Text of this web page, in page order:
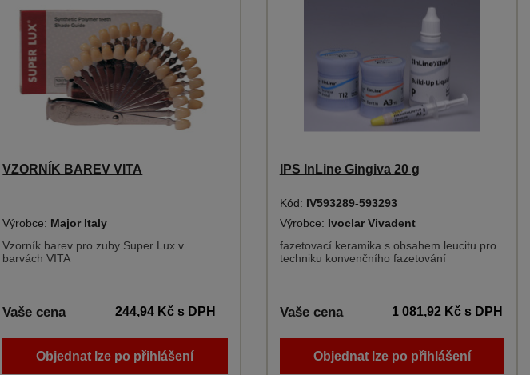
VZORNÍK BAREV VITA
Výrobce: Major Italy
Vzorník barev pro zuby Super Lux v
barvách VITA
Vaše cena 244,94 Kč s DPH
Objednat lze po přihlášení
IPS InLine Gingiva 20 g
Kód: IV593289-593293
Výrobce: Ivoclar Vivadent
fazetovací keramika s obsahem leucitu pro
techniku konvenčního fazetování
Vaše cena 1 081,92 Kč s DPH
Objednat lze po přihlášení